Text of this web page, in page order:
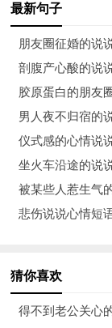
14） 五星红旗你
词里说的一样，
15） 我要用辛勤
16） 我想唱首歌
说：“祖国母亲68
17） 大海用涛声
国，我为你自豪！
最新句子
朋友圈征婚的说
剖腹产心酸的说
胶原蛋白的朋友
男人夜不归宿的
仪式感的心情说
坐火车沿途的说
被某些人惹生气
悲伤说说心情短
猜你喜欢
得不到老公关心